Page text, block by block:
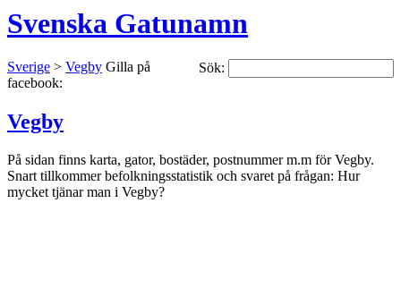
Svenska Gatunamn
Sverige > Vegby Sök:
Gilla på
facebook:
Vegby
På sidan finns karta, gator, bostäder, postnummer m.m för Vegby.
Snart tillkommer befolkningsstatistik och svaret på frågan: Hur
mycket tjänar man i Vegby?